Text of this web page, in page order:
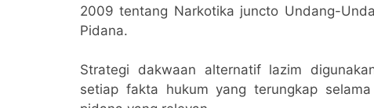
2009 tentang Narkotika juncto Undang-
Pidana.
Strategi dakwaan alternatif lazim
setiap fakta hukum yang terungkap